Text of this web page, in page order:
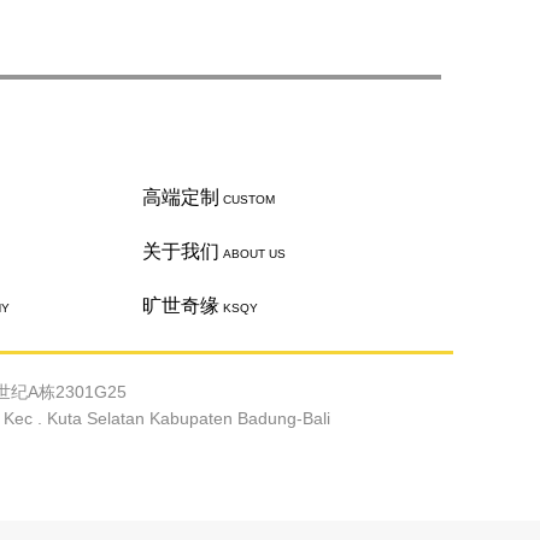
高端定制 CUSTOM
关于我们 ABOUT US
旷世奇缘 KSQY
纪A栋2301G25
. Kuta Selatan Kabupaten Badung-Bali